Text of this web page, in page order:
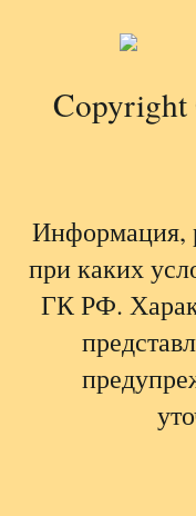
Copyright
Информация,
при каких
ГК РФ.